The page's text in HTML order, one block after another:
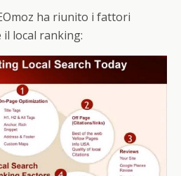
ha riunito i fattori
local ranking: